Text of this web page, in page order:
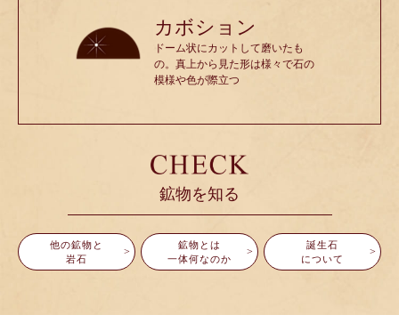
カボション
ドーム状にカットして磨いたも
の。真上から見た形は様々で石の
模様や色が際立つ
鉱物を知る
他の鉱物と
岩石
鉱物とは
一体何なのか
誕生石
について